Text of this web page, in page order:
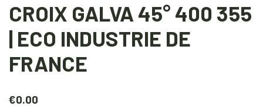
CROIX GALVA 45° 400 355
| ECO INDUSTRIE DE
FRANCE
€0.00